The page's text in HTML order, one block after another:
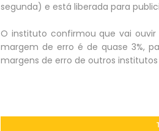
segunda) e está liberada para
O instituto confirmou que vai ouvir
margem de erro é de quase 3%,
margens de erro de outros institutos